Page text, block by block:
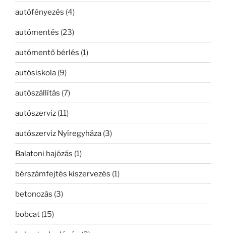
autófényezés (4)
autómentés (23)
autómentő bérlés (1)
autósiskola (9)
autószállítás (7)
autószerviz (11)
autószerviz Nyíregyháza (3)
Balatoni hajózás (1)
bérszámfejtés kiszervezés (1)
betonozás (3)
bobcat (15)